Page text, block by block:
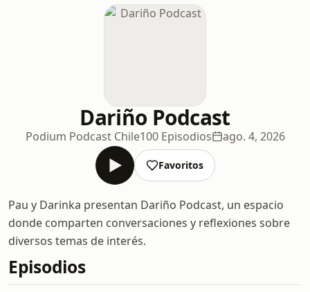
Dariño Podcast
Podium Podcast Chile100 Episodios ago. 4, 2026
Favoritos
Pau y Darinka presentan Dariño Podcast, un espacio
donde comparten conversaciones y reflexiones sobre
diversos temas de interés.
Episodios